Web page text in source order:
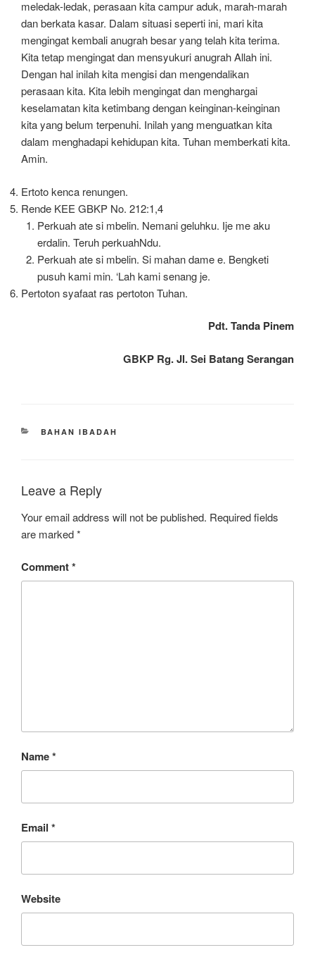
meledak-ledak, perasaan kita campur aduk, marah-marah
dan berkata kasar. Dalam situasi seperti ini, mari kita
mengingat kembali anugrah besar yang telah kita terima.
Kita tetap mengingat dan mensyukuri anugrah Allah ini.
Dengan hal inilah kita mengisi dan mengendalikan
perasaan kita. Kita lebih mengingat dan menghargai
keselamatan kita ketimbang dengan keinginan-keinginan
kita yang belum terpenuhi. Inilah yang menguatkan kita
dalam menghadapi kehidupan kita. Tuhan memberkati kita.
Amin.
Ertoto kenca renungen.
Rende KEE GBKP No. 212:1,4
Perkuah ate si mbelin. Nemani geluhku. Ije me aku
erdalin. Teruh perkuahNdu.
Perkuah ate si mbelin. Si mahan dame e. Bengketi
pusuh kami min. ‘Lah kami senang je.
Pertoton syafaat ras pertoton Tuhan.
Pdt. Tanda Pinem
GBKP Rg. Jl. Sei Batang Serangan
CATEGORIES
BAHAN IBADAH
Leave a Reply
Your email address will not be published. Required fields
are marked*
Comment*
Name*
Email *
Website